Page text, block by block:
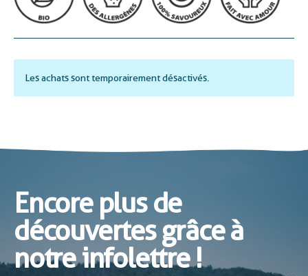
Les achats sont temporairement désactivés.
Encore plus de
découvertes grâce à
notre infolettre !